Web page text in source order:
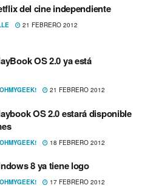
del cine independiente
21 FEBRERO 2012
OS 2.0 ya está
21 FEBRERO 2012
OS 2.0 estará disponible
18 FEBRERO 2012
8 ya tiene logo
17 FEBRERO 2012